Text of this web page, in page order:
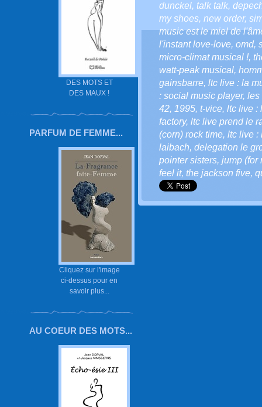
DES MOTS ET
DES MAUX !
PARFUM DE FEMME...
Cliquez sur l'image
ci-dessus pour en
savoir plus...
AU COEUR DES MOTS...
dunckel, talk talk,
my shoes, new order,
music est le miel de
l'instant love-love, omd,
micro-climat musical !,
watt-peak musical,
gainsbarre, ltc live : la
: social music player, les
42, 1995, t-vice, ltc live :
factory, ltc live prend le
(corn) rock time, ltc live :
laibach, delegation le
pointer sisters, jump (for
feel it, the jackson five,